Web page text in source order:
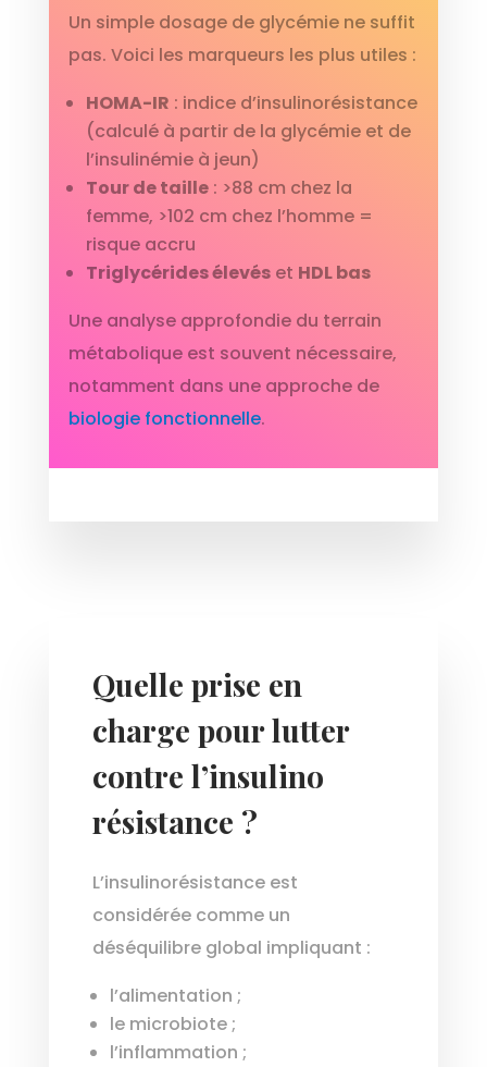
Un simple dosage de glycémie ne suffit
pas. Voici les marqueurs les plus utiles :
HOMA-IR : indice d’insulinorésistance
(calculé à partir de la glycémie et de
l’insulinémie à jeun)
Tour de taille: >88 cm chez la
femme, >102 cm chez l’homme =
risque accru
Triglycérides élevéset HDL bas
Une analyse approfondie du terrain
métabolique est souvent nécessaire,
notamment dans une approche de
biologie fonctionnelle.
Quelle prise en
charge pour lutter
contre l’insulino
résistance ?
L’insulinorésistance est
considérée comme un
déséquilibre global impliquant :
l’alimentation ;
le microbiote ;
l’inflammation ;